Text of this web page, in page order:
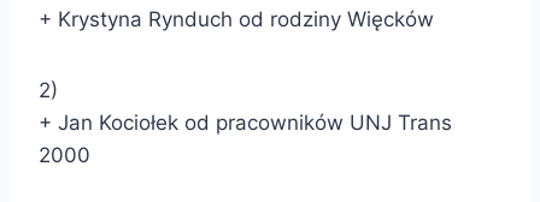
+ Krystyna Rynduch od rodziny Więcków
2)
+ Jan Kociołek od pracowników UNJ Trans
2000